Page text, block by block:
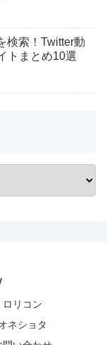
検索！Twitter動
トまとめ10選
ロリコン
ネショタ